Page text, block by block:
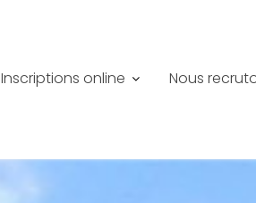
Inscriptions online Nous